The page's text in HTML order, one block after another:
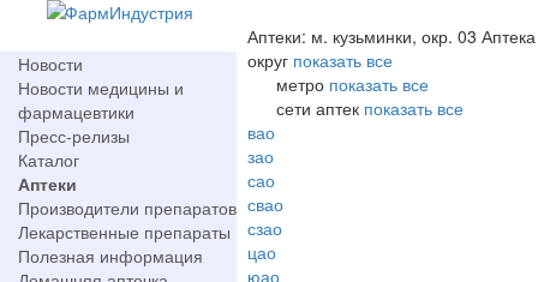
Новости
Новости медицины и
фармацевтики
Пресс-релизы
Каталог
Аптеки
Производители препаратов
Лекарственные препараты
Полезная информация
Аптеки: м. кузьминки, окр. 03 Аптека
округ показать все
метро показать все
сети аптек показать все
вао
зао
сао
свао
сзао
цао
юао